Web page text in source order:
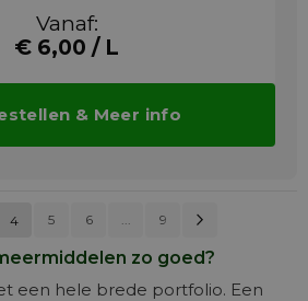
en hydraulische
eveneens aan de
Vanaf:
€ 6,00 / L
& Meer info
Pagina Pagina
U lees momenteel pagina
4 5 6 ... 9
zo goed?
een hele brede portfolio. Een